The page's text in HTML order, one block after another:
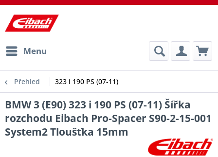
Menu
Přehled 323 i 190 PS (07-11)
BMW 3 (E90) 323 i 190 PS (07-11) Šířka
rozchodu Eibach Pro-Spacer S90-2-15-001
System2 Tloušťka 15mm